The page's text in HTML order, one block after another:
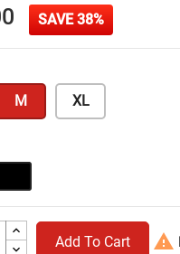
SAVE 38%
M
XL
Add To Cart 